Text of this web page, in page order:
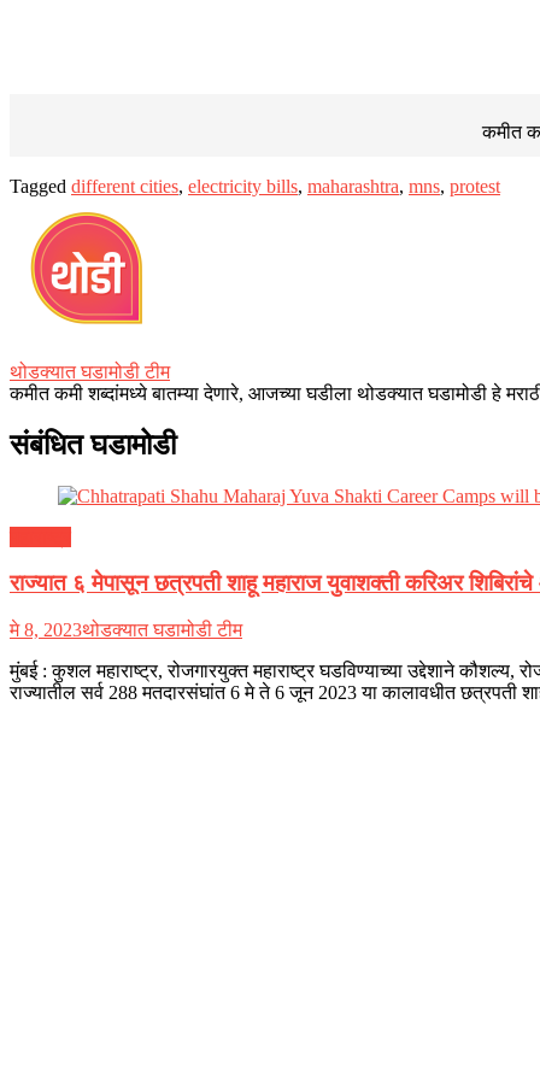
कमीत
Tagged different cities, electricity bills, maharashtra, mns, protest
थोडक्यात घडामोडी टीम
कमीत कमी शब्दांमध्ये बातम्या देणारे, आजच्या घडीला थोडक्यात घडामोडी हे
संबंधित घडामोडी
राज्यात ६ मेपासून छत्रपती शाहू महाराज युवाशक्ती करिअर
मे 8, 2023थोडक्यात घडामोडी टीम
मुंबई : कुशल महाराष्ट्र, रोजगारयुक्त महाराष्ट्र घडविण्याच्या उद्देशाने कौशल्य,
राज्यातील सर्व 288 मतदारसंघांत 6 मे ते 6 जून 2023 या कालावधीत